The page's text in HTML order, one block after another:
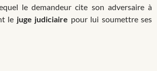
le demandeur cite son adversaire à
le juge judiciaire pour lui soumettre ses